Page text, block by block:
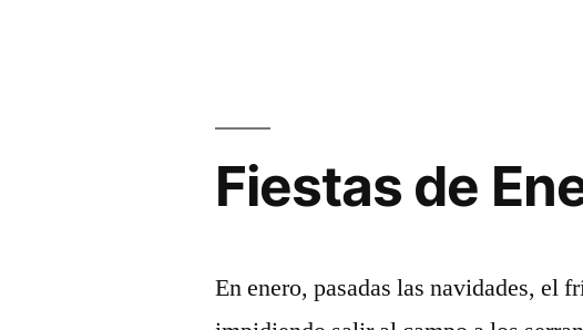
de
la
Sierra
de
Fiestas de
En enero, pasadas las navidades, el